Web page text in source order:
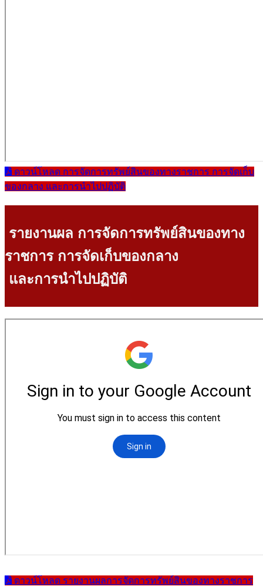
ดาวน์โหลด การจัดการทรัพย์สินของทางราชการ การจัดเก็บ
ของกลาง และการนำไปปฏิบัติ
รายงานผล การจัดการทรัพย์สินของทาง
ราชการ การจัดเก็บของกลาง
และการนำไปปฏิบัติ
ดาวน์โหลด รายงานผลการจัดการทรัพย์สินของทางราชการ